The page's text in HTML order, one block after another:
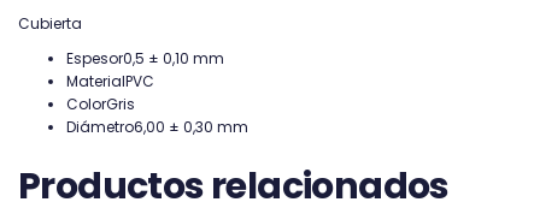
Cubierta
Espesor0,5 ± 0,10 mm
MaterialPVC
ColorGris
Diámetro6,00 ± 0,30 mm
Productos relacionados